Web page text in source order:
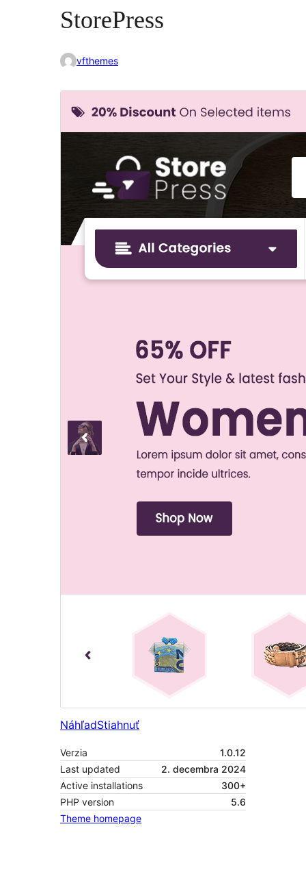
StorePress
vfthemes
NáhľadStiahnuť
Verzia
1.0.12
Last updated
2. decembra 2024
Active installations
300+
PHP version
5.6
Theme homepage